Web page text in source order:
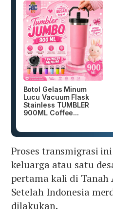
Botol Gelas Minum
Lucu Vacuum Flask
Stainless TUMBLER
900ML Coffee...
Proses transmigrasi
keluarga atau satu
pertama kali di Tanah
Setelah Indonesia
dilakukan.